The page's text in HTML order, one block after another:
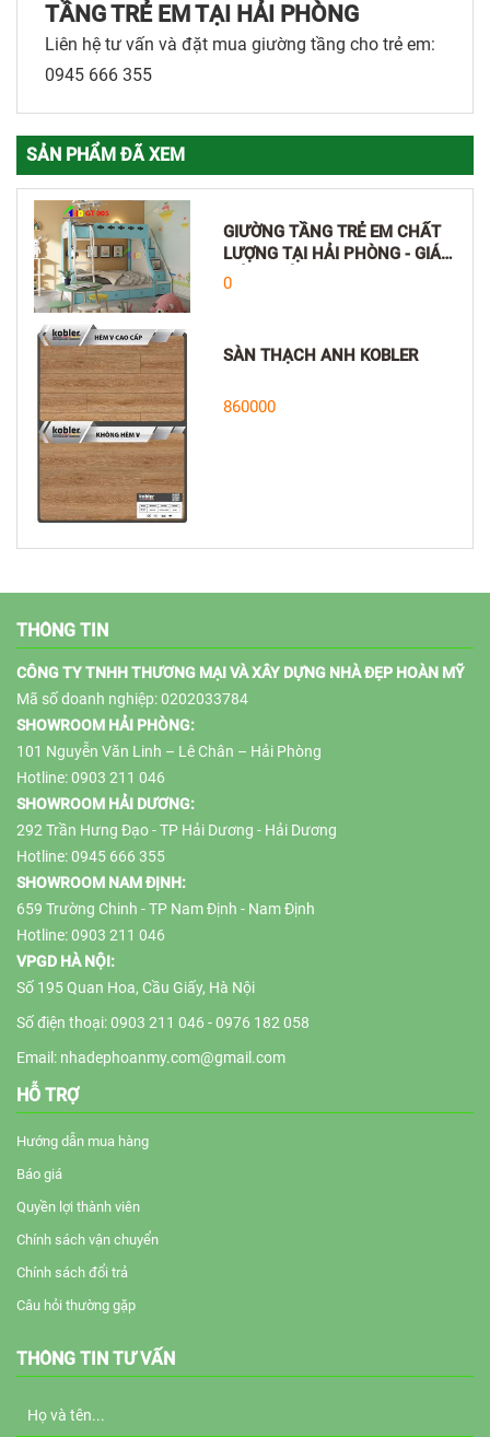
TẦNG TRẺ EM TẠI HẢI PHÒNG
Liên hệ tư vấn và đặt mua giường tầng cho trẻ em:
0945 666 355
SẢN PHẨM ĐÃ XEM
GIƯỜNG TẦNG TRẺ EM CHẤT
LƯỢNG TẠI HẢI PHÒNG - GIÁ
TỐT NHẤT GT004,005
0
SÀN THẠCH ANH KOBLER
860000
THÔNG TIN
CÔNG TY TNHH THƯƠNG MẠI VÀ XÂY DỰNG NHÀ ĐẸP HOÀN MỸ
Mã số doanh nghiệp: 0202033784
SHOWROOM HẢI PHÒNG:
101 Nguyễn Văn Linh – Lê Chân – Hải Phòng
Hotline: 0903 211 046
SHOWROOM HẢI DƯƠNG:
292 Trần Hưng Đạo - TP Hải Dương - Hải Dương
Hotline: 0945 666 355
SHOWROOM NAM ĐỊNH:
659 Trường Chinh - TP Nam Định - Nam Định
Hotline: 0903 211 046
VPGD HÀ NỘI:
Số 195 Quan Hoa, Cầu Giấy, Hà Nội
Số điện thoại: 0903 211 046 - 0976 182 058
Email: nhadephoanmy.com@gmail.com
HỖ TRỢ
Hướng dẫn mua hàng
Báo giá
Quyền lợi thành viên
Chính sách vận chuyển
Chính sách đổi trả
Câu hỏi thường gặp
THÔNG TIN TƯ VẤN